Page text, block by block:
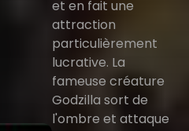
et en fait une
attraction
particulièrement
lucrative. La
fameuse créature
Godzilla sort de
l'ombre et attaque